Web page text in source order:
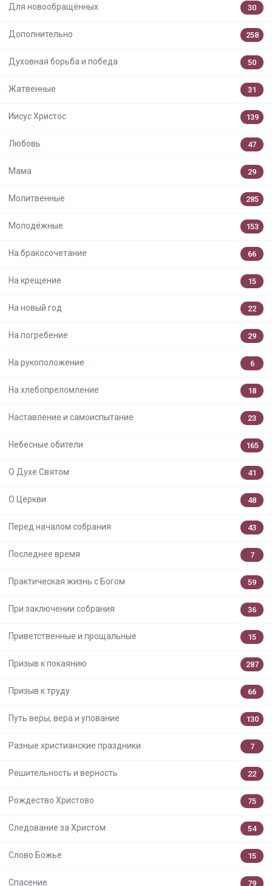
Для новообращённых 30
Дополнительно 258
Духовная борьба и победа 50
Жатвенные 31
Иисус Христос 139
Любовь 47
Мама 29
Молитвенные 285
Молодёжные 153
На бракосочетание 66
На крещение 15
На новый год 22
На погребение 29
На рукоположение 6
На хлебопреломление 18
Наставление и самоиспытание 23
Небесные обители 165
О Духе Святом 41
О Церкви 48
Перед началом собрания 43
Последнее время 7
Практическая жизнь с Богом 59
При заключении собрания 36
Приветственные и прощальные 15
Призыв к покаянию 287
Призыв к труду 66
Путь веры, вера и упование 130
Разные христианские праздники 7
Решительность и верность 22
Рождество Христово 75
Следование за Христом 54
Слово Божье 15
Спасение 79